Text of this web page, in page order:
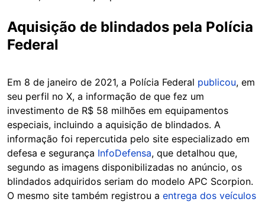
Aquisição de blindados pela Polícia
Federal
Em 8 de janeiro de 2021, a Polícia Federal publicou, em
seu perfil no X, a informação de que fez um
investimento de R$ 58 milhões em equipamentos
especiais, incluindo a aquisição de blindados. A
informação foi repercutida pelo site especializado em
defesa e segurança InfoDefensa, que detalhou que,
segundo as imagens disponibilizadas no anúncio, os
blindados adquiridos seriam do modelo APC Scorpion.
O mesmo site também registrou a entrega dos veículos